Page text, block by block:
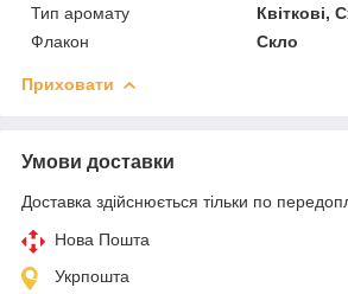
Тип аромату
Квіткові,
Флакон
Скло
Приховати
Умови доставки
Доставка здійснюється тільки по
Нова Пошта
Укрпошта